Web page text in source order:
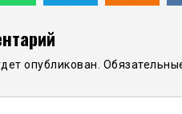
опубликован.